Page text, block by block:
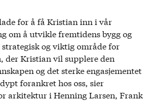
for å få Kristian inn i vår
om å utvikle fremtidens bygg og
strategisk og viktig område for
der Kristian vil supplere den
og det sterke engasjementet
forankret hos oss, sier
arkitektur i Henning Larsen, Frank